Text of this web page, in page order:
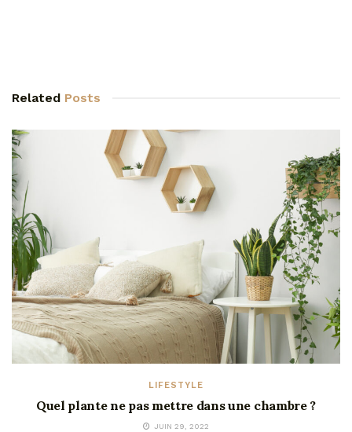
Related Posts
LIFESTYLE
Quel plante ne pas mettre dans une chambre ?
JUIN 29, 2022